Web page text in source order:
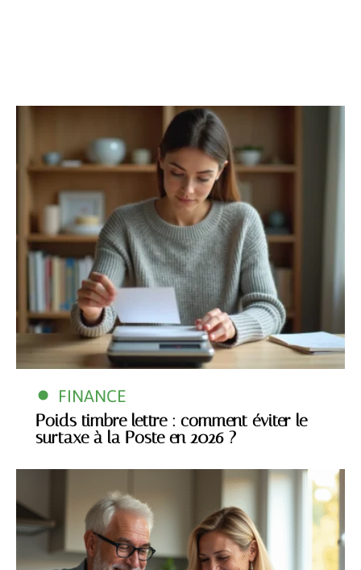
FINANCE
Poids timbre lettre : comment éviter le
surtaxe à la Poste en 2026 ?